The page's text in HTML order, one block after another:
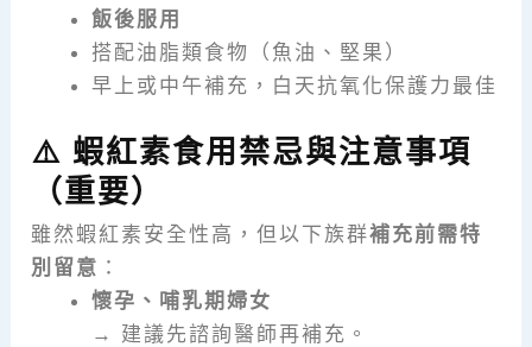
飯後服用
搭配油脂類食物（魚油、堅果）
早上或中午補充，白天抗氧化保護力最佳
⚠️ 蝦紅素食用禁忌與注意事項
（重要）
雖然蝦紅素安全性高，但以下族群補充前需特
別留意 ：
懷孕、哺乳期婦女
→ 建議先諮詢醫師再補充。